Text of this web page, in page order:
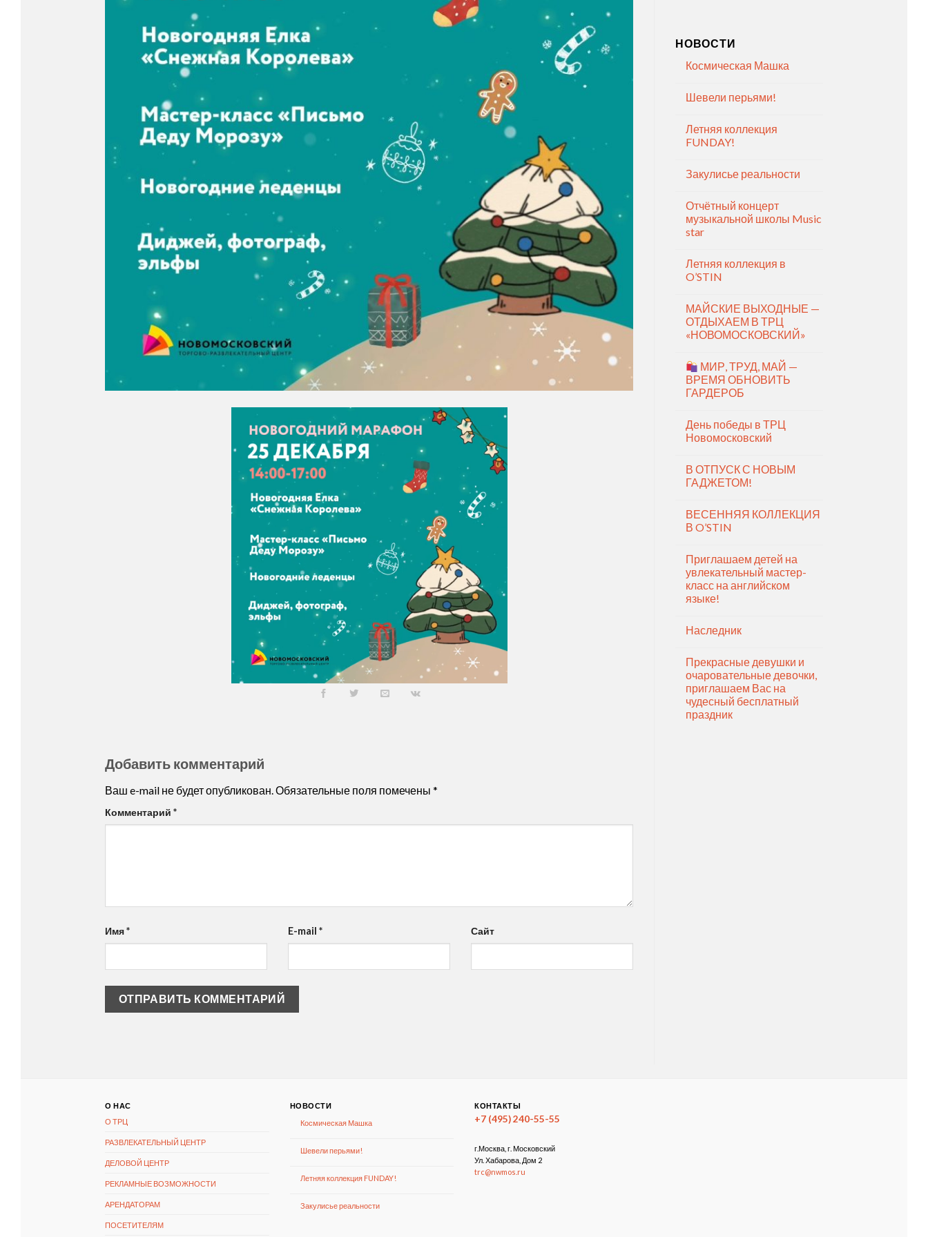
Добавить комментарий
Ваш e-mail не будет опубликован. Обязательные поля помечены *
Комментарий *
Имя* E-mail * Сайт
НОВОСТИ
Космическая Машка
Шевели перьями!
Летняя коллекция
FUNDAY!
Закулисье реальности
Отчётный концерт
музыкальной школы Music
star
Летняя коллекция в
O’STIN
МАЙСКИЕ ВЫХОДНЫЕ —
ОТДЫХАЕМ В ТРЦ
«НОВОМОСКОВСКИЙ»
МИР, ТРУД, МАЙ —
ВРЕМЯ ОБНОВИТЬ
ГАРДЕРОБ
День победы в ТРЦ
Новомосковский
В ОТПУСК С НОВЫМ
ГАДЖЕТОМ!
ВЕСЕННЯЯ КОЛЛЕКЦИЯ
В O’STIN
Приглашаем детей на
увлекательный мастер-
класс на английском
языке!
Наследник
Прекрасные девушки и
очаровательные девочки,
приглашаем Вас на
чудесный бесплатный
праздник
О НАС
О ТРЦ
РАЗВЛЕКАТЕЛЬНЫЙ ЦЕНТР
ДЕЛОВОЙ ЦЕНТР
РЕКЛАМНЫЕ ВОЗМОЖНОСТИ
АРЕНДАТОРАМ
ПОСЕТИТЕЛЯМ
НОВОСТИ
Космическая Машка
Шевели перьями!
Летняя коллекция FUNDAY!
Закулисье реальности
КОНТАКТЫ
+7 (495) 240-55-55
г.Москва, г. Московский
Ул. Хабарова, Дом 2
trc@nwmos.ru